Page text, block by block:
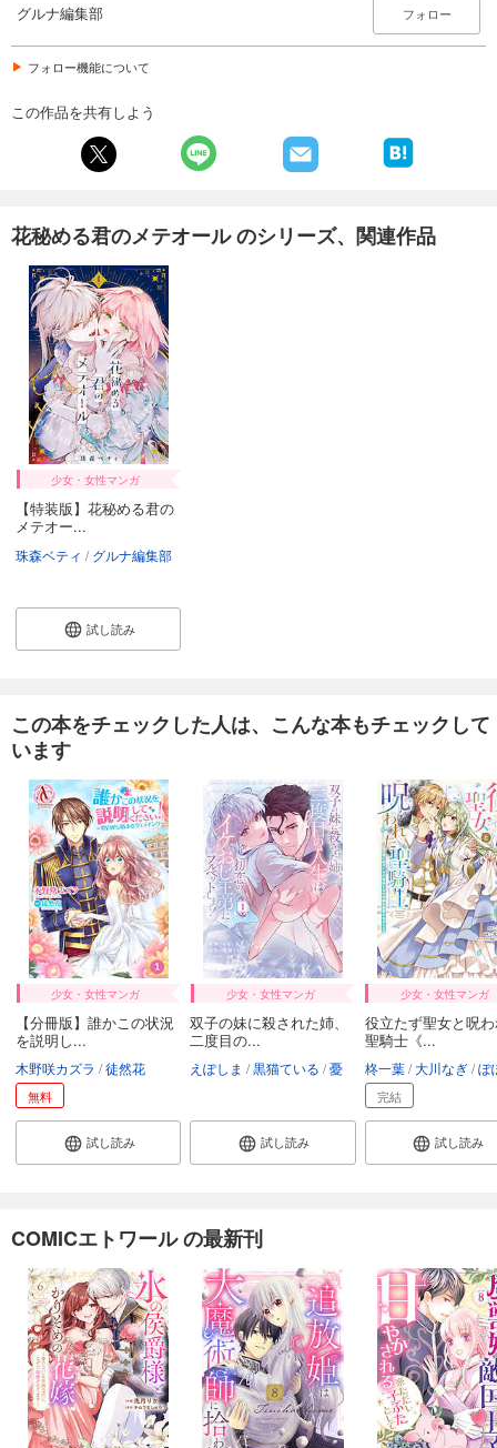
グルナ編集部 フォロー
フォロー機能について
この作品を共有しよう
花秘める君のメテオール のシリーズ、関連作品
少女・女性マンガ
【特装版】花秘める君の
メテオー...
珠森ベティ グルナ編集部
試し読み
この本をチェックした人は、こんな本もチェックして
います
少女・女性マンガ
【分冊版】誰かこの状況
を説明し...
木野咲カズラ 徒然花
無料
試し読み
少女・女性マンガ
双子の妹に殺された姉、
二度目の...
えぽしま 黒猫ている 憂
試し読み
少女・女性マンガ
役立たず聖女と呪
聖騎士《...
柊一葉 大川なぎ ぽぽる
完結
試し読み
COMICエトワール の最新刊